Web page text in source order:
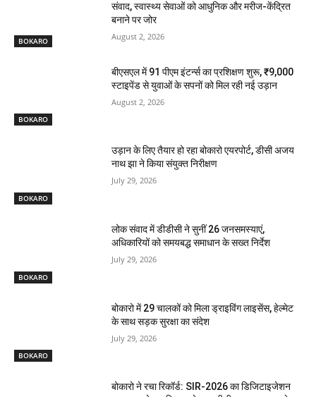
BOKARO
संवाद, स्वास्थ्य सेवाओं को आधुनिक और मरीज-केंद्रित
बनाने पर जोर
August 2, 2026
BOKARO
बीएसएल में 91 पीएम इंटर्न्स का प्रशिक्षण शुरू, ₹9,000
स्टाइपेंड से युवाओं के सपनों को मिल रही नई उड़ान
August 2, 2026
BOKARO
उड़ान के लिए तैयार हो रहा बोकारो एयरपोर्ट, डीसी अजय
नाथ झा ने किया संयुक्त निरीक्षण
July 29, 2026
BOKARO
लोक संवाद में डीडीसी ने सुनीं 26 जनसमस्याएं,
अधिकारियों को समयबद्ध समाधान के सख्त निर्देश
July 29, 2026
BOKARO
बोकारो में 29 चालकों को मिला ड्राइविंग लाइसेंस, हेल्मेट
के साथ सड़क सुरक्षा का संदेश
July 29, 2026
बोकारो ने रचा रिकॉर्ड: SIR-2026 का डिजिटाइजेशन